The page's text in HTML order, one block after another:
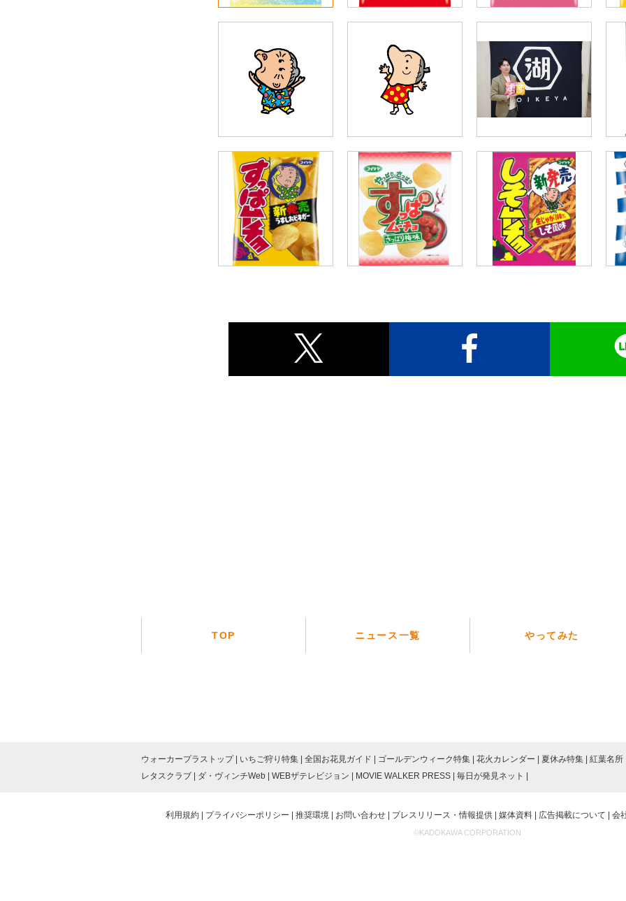
TOP ニュース一覧 やってみた
ウォーカープラストップ いちご狩り特集 全国お花見ガイド ゴールデンウィーク特集 花火カレンダー 夏休み特集
紅葉名所
レタスクラブ
ダ・ヴィンチWeb WEBザテレビジョン MOVIE WALKER PRESS 毎日が発見ネット
利用規約 プライバシーポリシー 推奨環境 お問い合わせ プレスリリース・情報提供 媒体資料 広告掲載について 会
©KADOKAWA CORPORATION